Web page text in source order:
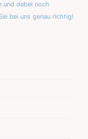
und dabei noch
bei uns genau richtig!